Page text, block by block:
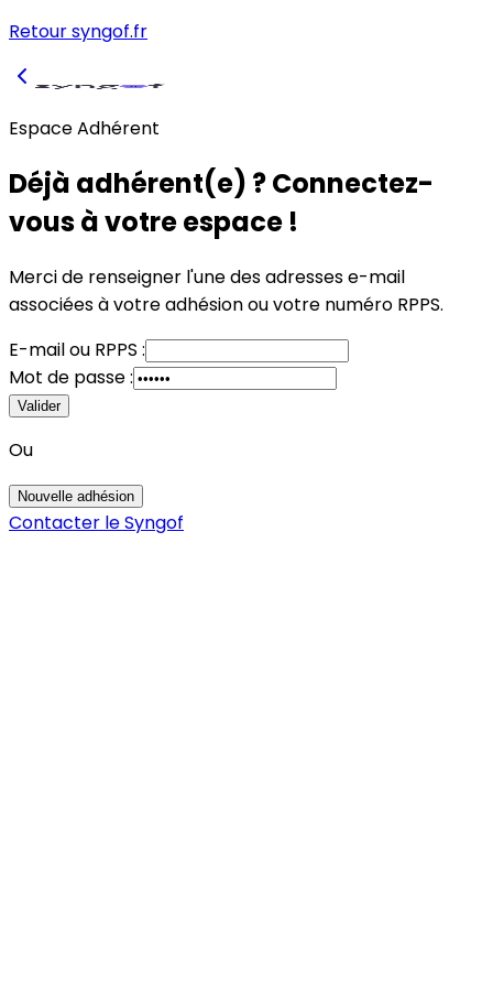
Retour syngof.fr
Espace Adhérent
Déjà adhérent(e) ? Connectez-
vous à votre espace !
Merci de renseigner l'une des adresses e-mail
associées à votre adhésionouvotre numéro RPPS.
E-mailou RPPS :
Mot de passe :
Valider
Ou
Nouvelle adhésion
Contacter le Syngof